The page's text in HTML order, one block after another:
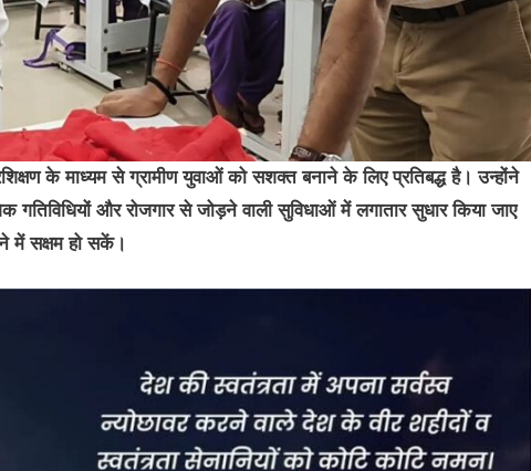
के माध्यम से ग्रामीण युवाओं को सशक्त बनाने के लिए प्रतिबद्ध है। उन्होंने
गतिविधियों और रोजगार से जोड़ने वाली सुविधाओं में लगातार सुधार किया जाए
में सक्षम हो सकें।